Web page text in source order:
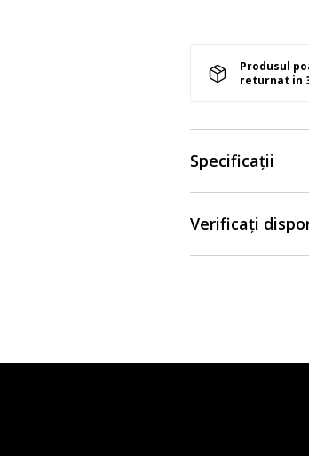
Produsul
returnat in
Specificații
Verificați